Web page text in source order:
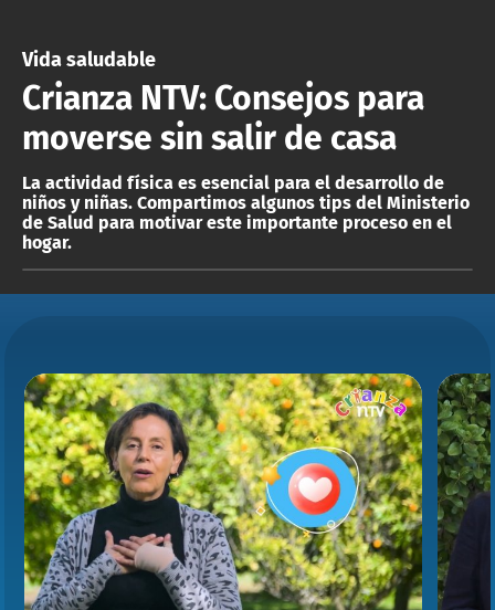
CORPORATIVO Y TRANSPARENCIA
ÁREA DE PROYECTOS
Vida saludable
Crianza NTV: Consejos para
moverse sin salir de casa
La actividad física es esencial para el desarrollo de
niños y niñas. Compartimos algunos tips del Ministerio
de Salud para motivar este importante proceso en el
hogar.